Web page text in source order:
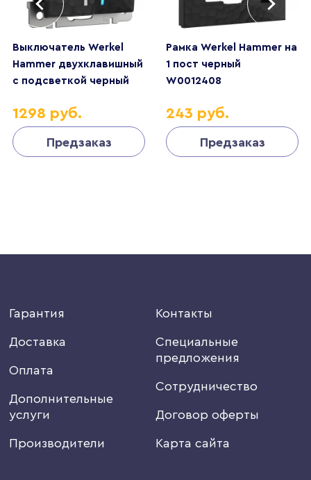
Выключатель Werkel
Hammer двухклавишный
с подсветкой черный
4690389162374
1298 руб.
Предзаказ
Рамка Werkel Hammer на
1 пост черный
W0012408
243 руб.
Предзаказ
Гарантия
Доставка
Оплата
Дополнительные
услуги
Производители
Контакты
Специальные
предложения
Сотрудничество
Договор оферты
Карта сайта